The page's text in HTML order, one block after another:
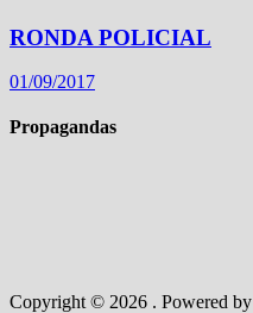
RONDA POLICIAL
01/09/2017
Propagandas
Copyright © 2026 . Powered by